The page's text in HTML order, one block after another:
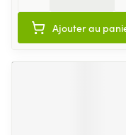
Ajouter au